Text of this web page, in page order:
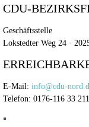
CDU-
Geschäftsstelle
Lokstedter Weg 24 ·
E-Mail: info@cdu-
Telefon: 0176-116 33 211